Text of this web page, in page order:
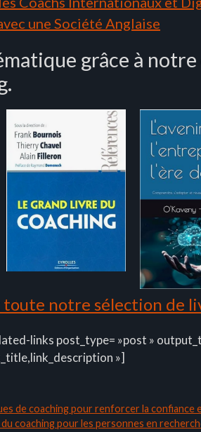
une Société Anglaise
grâce à
toute notre sélection de
links post_type= »post »
»]
de coaching pour renforcer la confiance
coaching pour les personnes en